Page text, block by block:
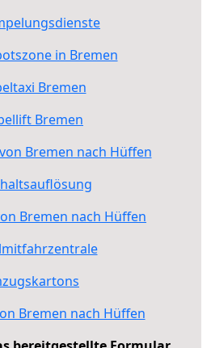
in Bremen
Bremen
Bremen
Bremen nach Hüffen
Bremen nach Hüffen
Bremen nach Hüffen